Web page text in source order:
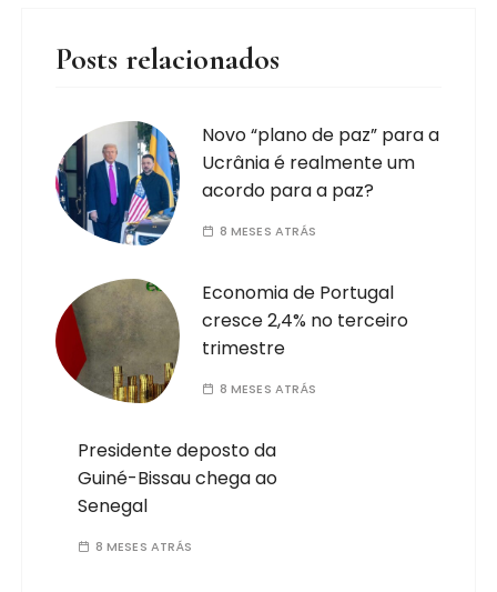
Posts relacionados
Novo “plano de paz” para a
Ucrânia é realmente um
acordo para a paz?
8 MESES ATRÁS
Economia de Portugal
cresce 2,4% no terceiro
trimestre
8 MESES ATRÁS
Presidente deposto da
Guiné-Bissau chega ao
Senegal
8 MESES ATRÁS